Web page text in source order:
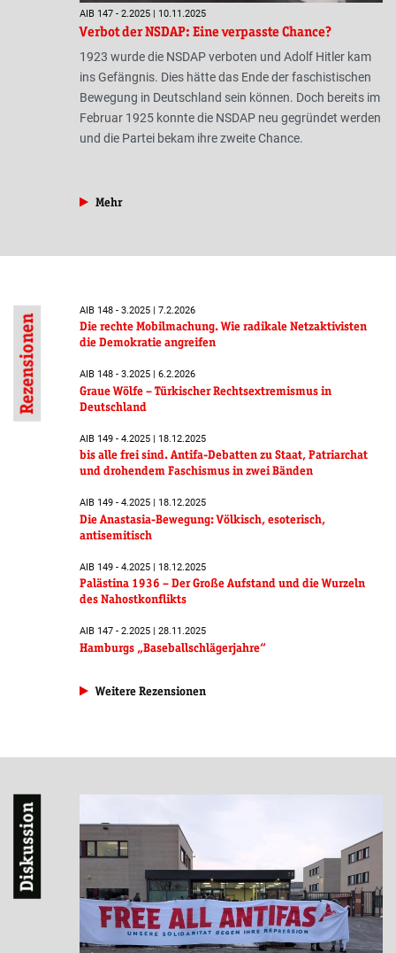
AIB 147 - 2.2025 | 10.11.2025
Verbot der NSDAP: Eine verpasste Chance?
1923 wurde die NSDAP verboten und Adolf Hitler kam
ins Gefängnis. Dies hätte das Ende der faschistischen
Bewegung in Deutschland sein können. Doch bereits im
Februar 1925 konnte die NSDAP neu gegründet werden
und die Partei bekam ihre zweite Chance.
Mehraus der Rubrik »Geschichte«
Rezensionen
AIB 148 - 3.2025 | 7.2.2026
Die rechte Mobilmachung. Wie radikale Netzaktivisten
die Demokratie angreifen
AIB 148 - 3.2025 | 6.2.2026
Graue Wölfe – Türkischer Rechtsextremismus in
Deutschland
AIB 149 - 4.2025 | 18.12.2025
bis alle frei sind. Antifa-Debatten zu Staat, Patriarchat
und drohendem Faschismus in zwei Bänden
AIB 149 - 4.2025 | 18.12.2025
Die Anastasia-Bewegung: Völkisch, esoterisch,
antisemitisch
AIB 149 - 4.2025 | 18.12.2025
Palästina 1936 – Der Große Aufstand und die Wurzeln
des Nahostkonflikts
AIB 147 - 2.2025 | 28.11.2025
Hamburgs „Baseballschlägerjahre“
Weitere Rezensionen
Diskussion